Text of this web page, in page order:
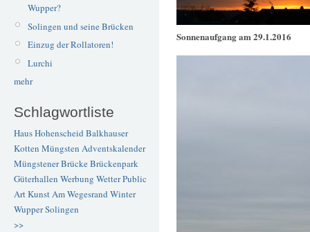
Wupper?
Solingen und seine Brücken
Einzug der Rollatoren!
Lurchi
mehr
Schlagwortliste
Haus Hohenscheid Balkhauser
Kotten Müngsten Adventskalender
Müngstener BrückeBrückenpark
Güterhallen Werbung WetterPublic
ArtKunstAm Wegesrand Winter
WupperSolingen
>>
Sonnenaufgang am 29.1.2016